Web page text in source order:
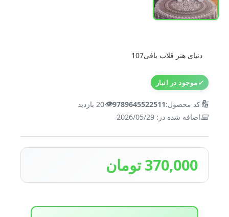
دنیای هنر قلاب بافی107
✓موجود در انبار
🔢کد محصول:9789645522511
👁️20 بازدید
📅اضافه شده در: 2026/05/29
370,000 تومان